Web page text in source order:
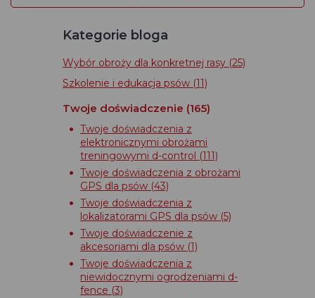
Kategorie bloga
Wybór obroży dla konkretnej rasy (25)
Szkolenie i edukacja psów (11)
Twoje doświadczenie (165)
Twoje doświadczenia z
elektronicznymi obrożami
treningowymi d-control (111)
Twoje doświadczenia z obrożami
GPS dla psów (43)
Twoje doświadczenia z
lokalizatorami GPS dla psów (5)
Twoje doświadczenie z
akcesoriami dla psów (1)
Twoje doświadczenia z
niewidocznymi ogrodzeniami d-
fence (3)